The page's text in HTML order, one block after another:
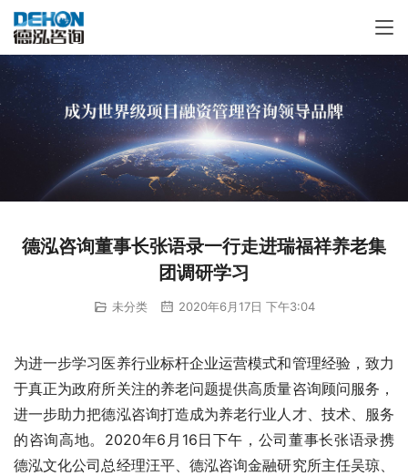
德泓咨询董事长张语录一行走进瑞福祥养老集
团调研学习
未分类 2020年6月17日 下午3:04
为进一步学习医养行业标杆企业运营模式和管理经验，致力
于真正为政府所关注的养老问题提供高质量咨询顾问服务，
进一步助力把德泓咨询打造成为养老行业人才、技术、服务
的咨询高地。2020年6月16日下午，公司董事长张语录携
德泓文化公司总经理汪平、德泓咨询金融研究所主任吴琼、